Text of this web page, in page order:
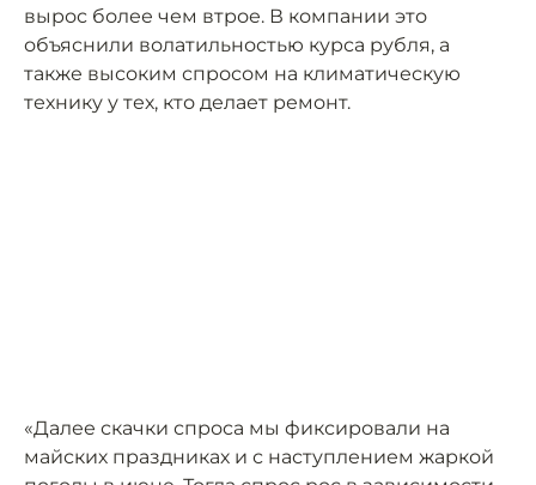
вырос более чем втрое. В компании это
объяснили волатильностью курса рубля, а
также высоким спросом на климатическую
технику у тех, кто делает ремонт.
«Далее скачки спроса мы фиксировали на
майских праздниках и с наступлением жаркой